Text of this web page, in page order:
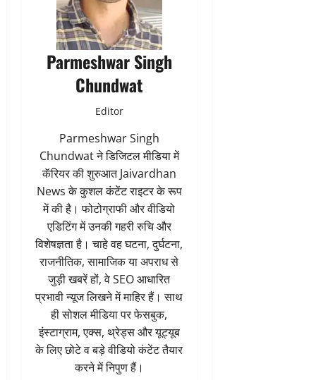
Parmeshwar Singh
Chundwat
Editor
Parmeshwar Singh
Chundwat ने डिजिटल मीडिया में
कॅरियर की शुरुआत Jaivardhan
News के कुशल कंटेंट राइटर के रूप
में की है। फोटोग्राफी और वीडियो
एडिटिंग में उनकी गहरी रुचि और
विशेषज्ञता है। चाहे वह घटना, दुर्घटना,
राजनीतिक, सामाजिक या अपराध से
जुड़ी खबरें हों, वे SEO आधारित
प्रभावी न्यूज लिखने में माहिर हैं। साथ
ही सोशल मीडिया पर फेसबुक,
इंस्टाग्राम, एक्स, थ्रेड्स और यूट्यूब
के लिए छोटे व बड़े वीडियो कंटेंट तैयार
करने में निपुण हैं।